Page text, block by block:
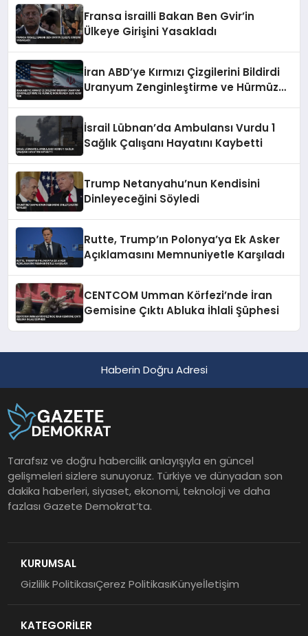
Fransa İsrailli Bakan Ben Gvir’in
Ülkeye Girişini Yasakladı
İran ABD’ye Kırmızı Çizgilerini Bildirdi
Uranyum Zenginleştirme ve Hürmüz
İsrail Lübnan’da Ambulansı Vurdu 1
Sağlık Çalışanı Hayatını Kaybetti
Trump Netanyahu’nun Kendisini
Dinleyeceğini Söyledi
Rutte, Trump’ın Polonya’ya Ek Asker
Açıklamasını Memnuniyetle Karşıladı
CENTCOM Umman Körfezi’nde İran
Gemisine Çıktı Abluka İhlali Şüphesi
Haberin Doğru Adresi
Tarafsız ve doğru habercilik anlayışıyla en güncel
gelişmeleri sizlere sunuyoruz. Türkiye ve dünyadan son
dakika haberleri, siyaset, ekonomi, teknoloji ve daha
fazlası Gazete Demokrat’ta.
KURUMSAL
Gizlilik PolitikasıÇerez PolitikasıKünyeİletişim
KATEGORİLER